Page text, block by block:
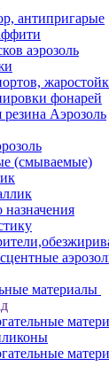
антипригарые
аэрозоль
фонарей
Аэрозоль
(смываемые)
материалы